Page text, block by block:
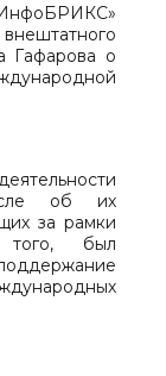
Гафарова о
об их
за рамки
того, был